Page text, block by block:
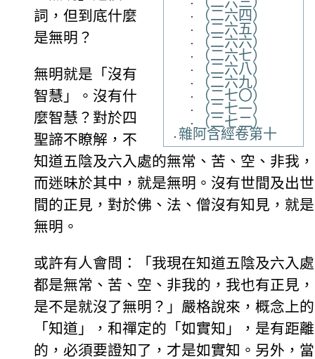
（二六四）
（二六五）
（二六六）
（二六七）
（二六八）
（二六九）
（二七〇）
（二七一）
（二七二）
雜阿含經卷第十
詞，但到底什麼
是無明？
無明就是「沒有
智慧」。沒有什
麼智慧？對於四
聖諦不瞭解，不
知道五陰及六入處的無常、苦、空、非我，
而迷昧於其中，就是無明。沒有世間及出世
間的正見，對於佛、法、僧沒有知見，就是
無明。
或許有人會問：「我現在知道五陰及六入處
都是無常、苦、空、非我的，我也有正見，
是不是就沒了無明？」嚴格說來，概念上的
「知道」，和禪定的「如實知」，是有距離
的，必須要證知了，才是如實知。另外，當